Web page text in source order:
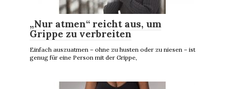
„Nur atmen“ reicht aus, um
Grippe zu verbreiten
Einfach auszuatmen – ohne zu husten oder zu niesen – ist
genug für eine Person mit der Grippe,